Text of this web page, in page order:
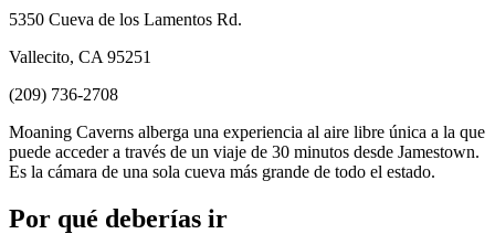
5350 Cueva de los Lamentos Rd.
Vallecito, CA 95251
(209) 736-2708
Moaning Caverns alberga una experiencia al aire libre única a la que
puede acceder a través de un viaje de 30 minutos desde Jamestown.
Es la cámara de una sola cueva más grande de todo el estado.
Por qué deberías ir